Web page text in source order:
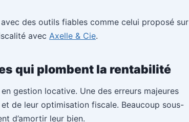
des outils fiables comme celui proposé sur
avec Axelle & Cie.
qui plombent la rentabilité
gestion locative. Une des erreurs majeures
de leur optimisation fiscale. Beaucoup sous-
d’amortir leur bien.